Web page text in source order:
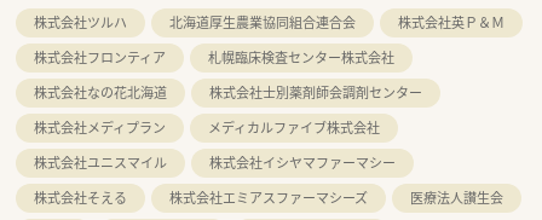
株式会社ツルハ 北海道厚生農業協同組合連合会
株式会社英Ｐ＆Ｍ
株式会社フロンティア
札幌臨床検査センター株式会社
株式会社なの花北海道
株式会社士別薬剤師会調剤センター
株式会社メディプラン
メディカルファイブ株式会社
株式会社ユニスマイル
株式会社イシヤマファーマシー
株式会社そえる
株式会社エミアスファーマシーズ
医療法人讃生会